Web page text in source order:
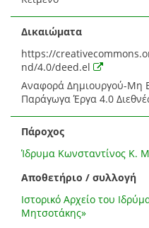
Δικαιώματα
https://
nd/4.0/deed.el
Αναφορά Δημιουργού-Μη
Παράγωγα Έργα 4.0
Πάροχος
Ίδρυμα Κωνσταντίνος Κ.
Αποθετήριο / συλλογή
Ιστορικό Αρχείο του
Μητσοτάκης»